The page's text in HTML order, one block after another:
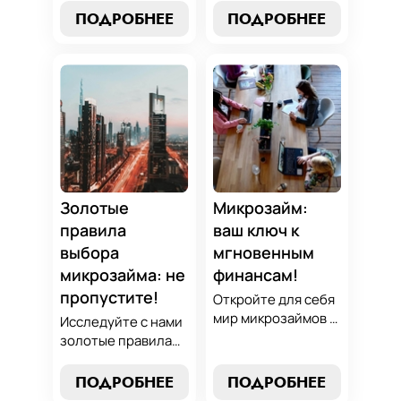
превращать
обязательства по
золотые
возможности.
Погрузитесь в мир
умного управления
долгами с нашим
практическим
руководством.
ПОДРОБНЕЕ
погашению
финансового
равновесия.
Узнайте, как
управлять долгами
и достичь
финансовой
гармонии, следуя
нашим
проверенным
стратегиям.
ПОДРОБНЕЕ
Золотые
правила
выбора
микрозайма: не
пропустите!
Исследуйте с нами
золотые правила
и узнайте, как
ПОДРОБНЕЕ
Микрозайм:
ваш ключ к
мгновенным
финансам!
Откройте для себя
мир микрозаймов с
выбрать лучший
микрозайм,
ПОДРОБНЕЕ